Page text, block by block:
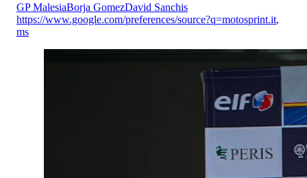
GP MalesiaBorja GomezDavid Sanchis
https://www.google.com/preferences/source?q=motosprint.it,
ms